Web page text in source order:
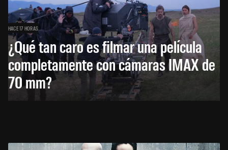
HACE 17 HORAS
¿Qué tan caro es filmar una película
completamente con cámaras IMAX de
70 mm?